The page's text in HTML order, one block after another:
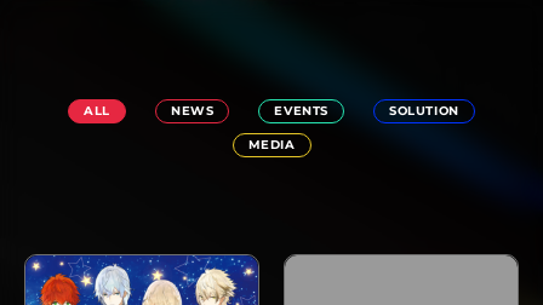
ALL NEWS EVENTS SOLUTION
MEDIA